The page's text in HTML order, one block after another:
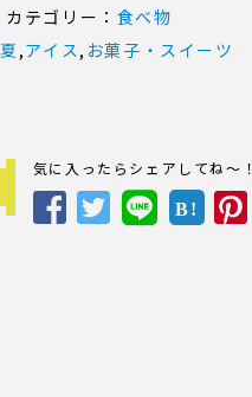
カテゴリー： 食べ物
夏 ,アイス, お菓子・スイーツ
気に入ったらシェアしてね～！
B!